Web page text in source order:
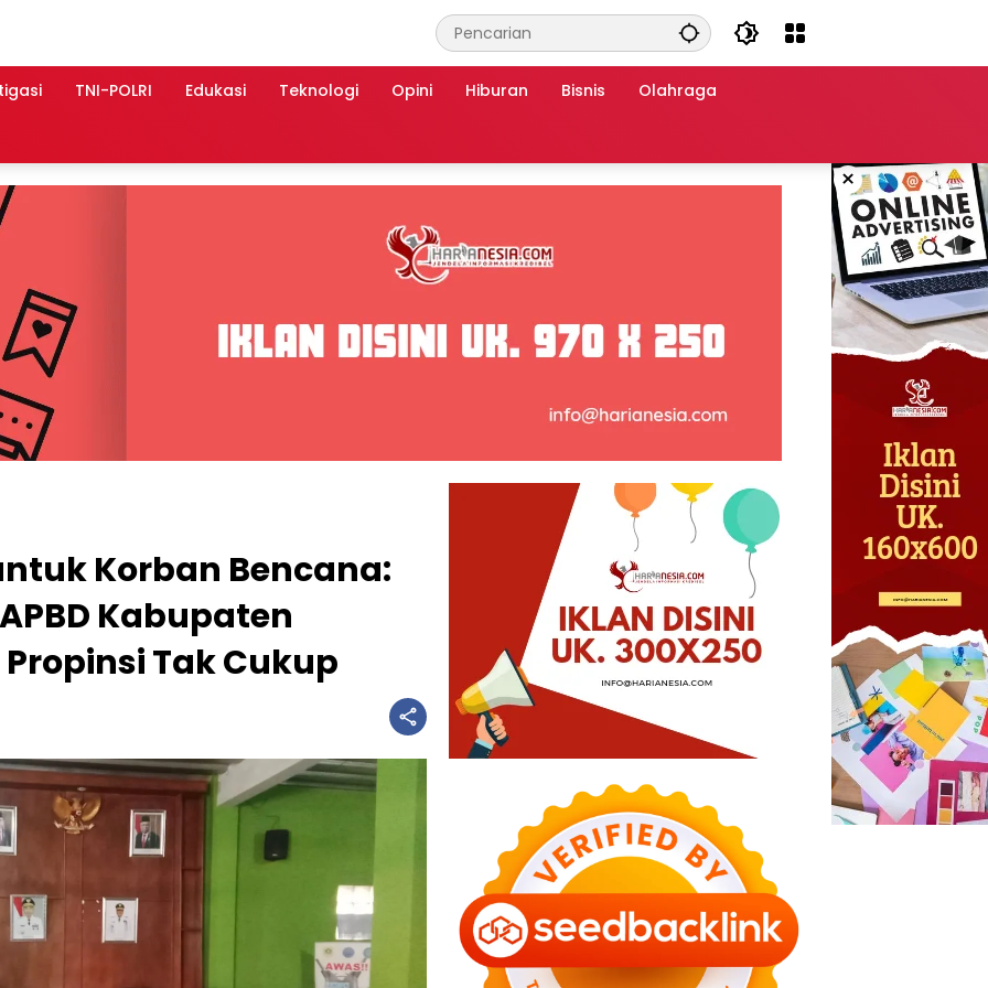
TNI-POLRI Edukasi Teknologi Opini Hiburan Bisnis Olahraga
×
Korban Bencana:
Kabupaten
Tak Cukup